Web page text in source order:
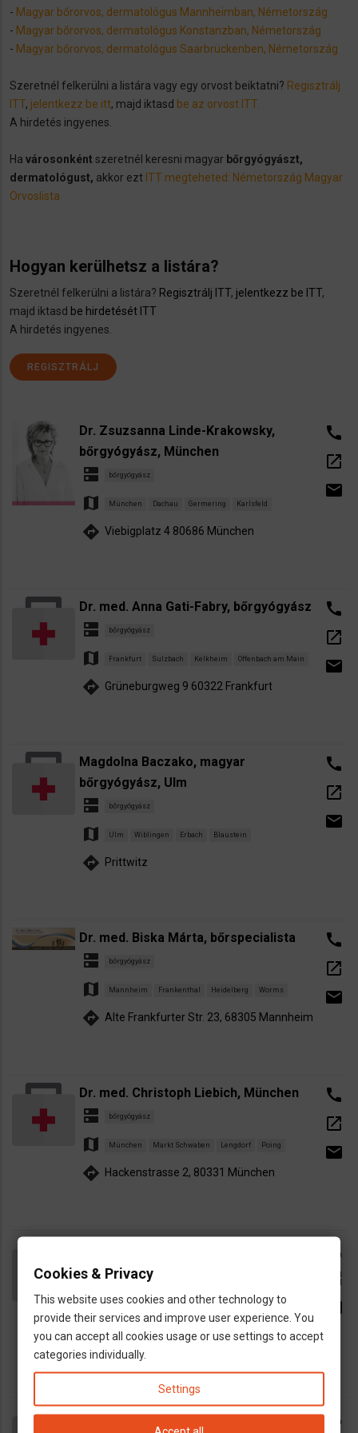
- Magyar bőrorvos, dermatológus Mannheimban, Németország
- Magyar bőrorvos, dermatológus Konstanzban, Németország
- Magyar bőrorvos, dermatológus Saarbrückenben, Németország
Szeretnél felkerülni a listára vagy egy orvost beiktatni? Regisztrálj
ITT, jelentkezz be itt, majd iktasd be az orvost ITT.
A hirdetés ingyenes.
Ha városonként szeretnél keresni magyar bőrgyógyászt,
dermatológus​t, akkor ezt ITT megteheted: Németország Magyar
Orvoslista
Hogyan kerülhetsz a listára?
Szeretnél felkerülni a listára? Regisztrálj ITT, jelentkezz be ITT,
majd iktasd be hirdetését ITT
A hirdetés ingyenes.
REGISZTRÁLJ
Dr. Zsuzsanna Linde-Krakowsky,
bőrgyógyász, München
dns bőrgyógyász
map München Dachau Germering Karlsfeld
directions Viebigplatz 4 80686 München
call
open_in_new
email
Dr. med. Anna Gati-Fabry, bőrgyógyász
dns bőrgyógyász
map Frankfurt Sulzbach Kelkheim Offenbach am Main
directions Grüneburgweg 9 60322 Frankfurt
call
open_in_new
email
Magdolna Baczako, magyar
bőrgyógyász, Ulm
dns bőrgyógyász
map Ulm Wiblingen Erbach Blaustein
directions Prittwitz
call
open_in_new
email
Dr. med. Biska Márta, bőrspecialista
dns bőrgyógyász
map Mannheim Frankenthal Heidelberg Worms
directions Alte Frankfurter Str. 23, 68305 Mannheim
call
open_in_new
email
Dr. med. Christoph Liebich, München
dns bőrgyógyász
map München Markt Schwaben Lengdorf Poing
directions Hackenstrasse 2, 80331 München
call
open_in_new
email
dns bőrgyógyász
map Markt Schwaben Lengdorf München Poing
directions
Am Fischergries 3, 85570 Markt
call
open_in_new
email
DR. Wildi, Bőrgyógyászati ​​gyakorlat,
call
Cookies & Privacy
This website uses cookies and other technology to
provide their services and improve user experience. You
you can accept all cookies usage or use settings to accept
categories individually.
Settings